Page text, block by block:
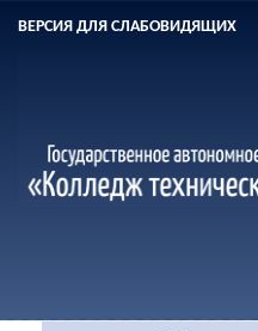
ВЕРСИЯ ДЛЯ СЛАБОВИДЯЩИХ